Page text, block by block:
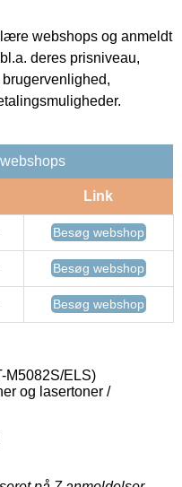
webshops og anmeldt
deres prisniveau,
Link
Besøg webshop
Besøg webshop
Besøg webshop
M5082S/ELS)
og lasertoner /